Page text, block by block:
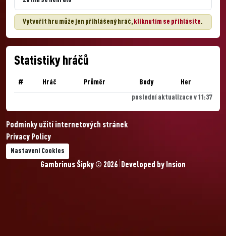
Vytvořit hru může jen přihlášený hráč, kliknutím se přihlásíte.
Statistiky hráčů
# Hráč Průměr Body Her
poslední aktualizace v 11:37
Podmínky užití internetových stránek
Privacy Policy
Nastavení Cookies
Gambrinus Šipky © 2026 Developed by Insion